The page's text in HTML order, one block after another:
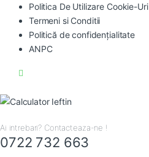
Politica De Utilizare Cookie-Uri
Termeni si Conditii
Politică de confidențialitate
ANPC
Ai intrebari? Contacteaza-ne !
0722 732 663